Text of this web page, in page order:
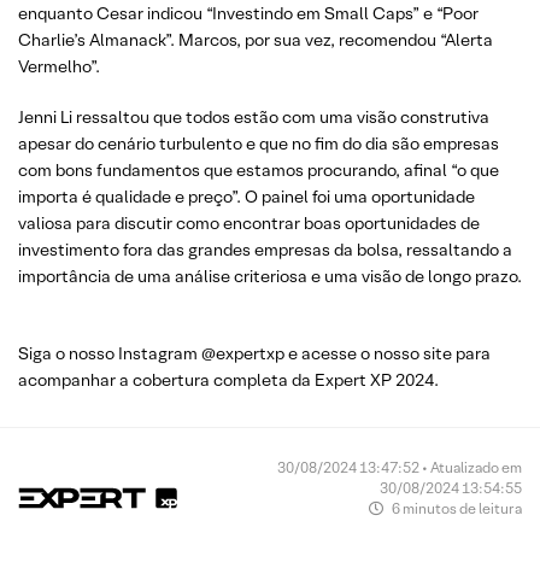
enquanto Cesar indicou “Investindo em Small Caps” e “Poor
Charlie’s Almanack”. Marcos, por sua vez, recomendou “Alerta
Vermelho”.
Jenni Li ressaltou que todos estão com uma visão construtiva
apesar do cenário turbulento e que no fim do dia são empresas
com bons fundamentos que estamos procurando, afinal “o que
importa é qualidade e preço”. O painel foi uma oportunidade
valiosa para discutir como encontrar boas oportunidades de
investimento fora das grandes empresas da bolsa, ressaltando a
importância de uma análise criteriosa e uma visão de longo prazo.
Siga o nosso Instagram @expertxp e acesse o nosso site para
acompanhar a cobertura completa da Expert XP 2024.
30/08/2024 13:47:52 • Atualizado em
30/08/2024 13:54:55
6 minutos de leitura